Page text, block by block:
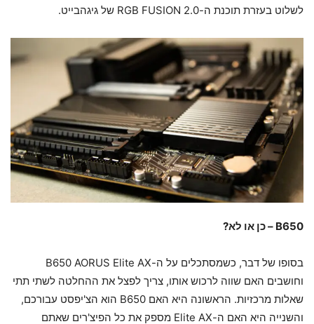
לשלוט בעזרת תוכנת ה-RGB FUSION 2.0 של גיגהבייט.
B650 – כן או לא?
בסופו של דבר, כשמסתכלים על ה-B650 AORUS Elite AX
וחושבים האם שווה לרכוש אותו, צריך לפצל את ההחלטה לשתי תתי
שאלות מרכזיות. הראשונה היא האם B650 הוא הצ'יפסט עבורכם,
והשנייה היא האם ה-Elite AX מספק את כל הפיצ'רים שאתם